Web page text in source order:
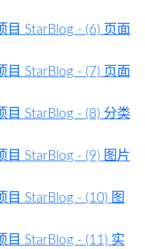
目 StarBlog - (6) 页面
目 StarBlog - (7) 页面
目 StarBlog - (8) 分类
目 StarBlog - (9) 图片
目 StarBlog - (10) 图
目 StarBlog - (11) 实